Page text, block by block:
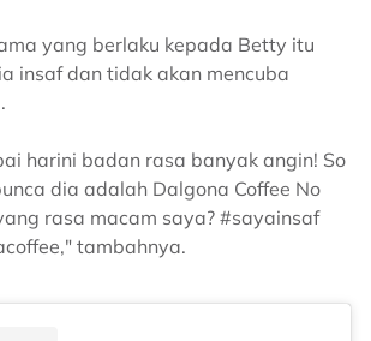
yang berlaku kepada Betty itu
insaf dan tidak akan mencuba
harini badan rasa banyak angin! So
dia adalah Dalgona Coffee No
rasa macam saya? #sayainsaf
tambahnya.